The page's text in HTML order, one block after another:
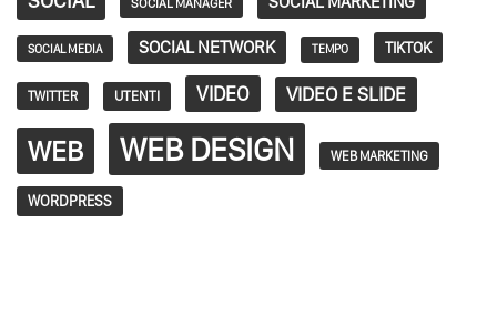
SOCIAL MANAGER
SOCIAL MEDIA SOCIAL NETWORK TEMPO TIKTOK
TWITTER UTENTI VIDEO VIDEO E SLIDE
WEB WEB DESIGN WEB MARKETING
WORDPRESS